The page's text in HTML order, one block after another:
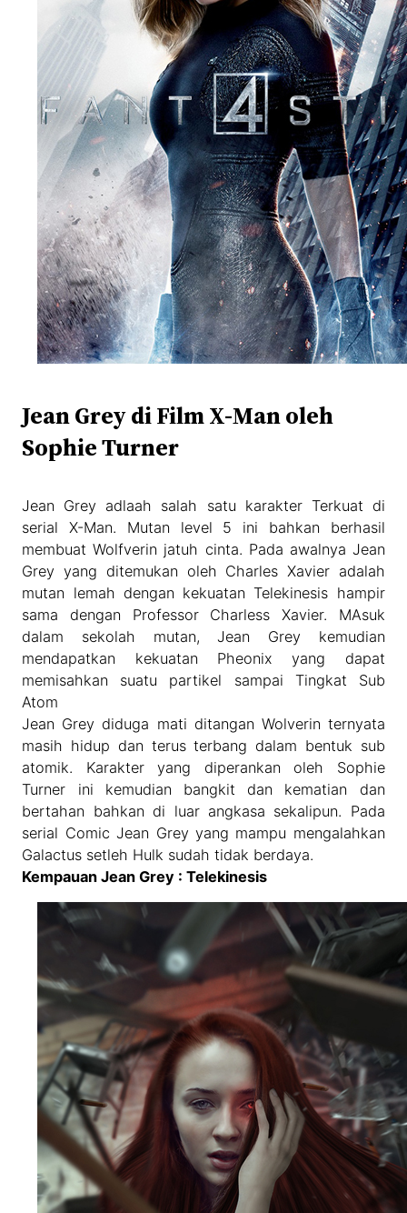
Jean Grey di Film X-Man oleh
Sophie Turner
Jean Grey adlaah salah satu karakter Terkuat di
serial X-Man. Mutan level 5 ini bahkan berhasil
membuat Wolfverin jatuh cinta. Pada awalnya Jean
Grey yang ditemukan oleh Charles Xavier adalah
mutan lemah dengan kekuatan Telekinesis hampir
sama dengan Professor Charless Xavier. MAsuk
dalam sekolah mutan, Jean Grey kemudian
mendapatkan kekuatan Pheonix yang dapat
memisahkan suatu partikel sampai Tingkat Sub
Atom
Jean Grey diduga mati ditangan Wolverin ternyata
masih hidup dan terus terbang dalam bentuk sub
atomik. Karakter yang diperankan oleh Sophie
Turner ini kemudian bangkit dan kematian dan
bertahan bahkan di luar angkasa sekalipun. Pada
serial Comic Jean Grey yang mampu mengalahkan
Galactus setleh Hulk sudah tidak berdaya.
Kempauan Jean Grey : Telekinesis